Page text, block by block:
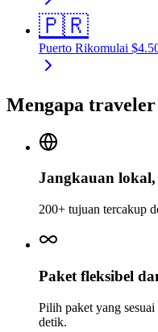
🇵🇷
Puerto Rikomulai $
Mengapa
Jangkauan
200+ tujuan tercakup
Paket fleksibel
Pilih paket yang
detik.